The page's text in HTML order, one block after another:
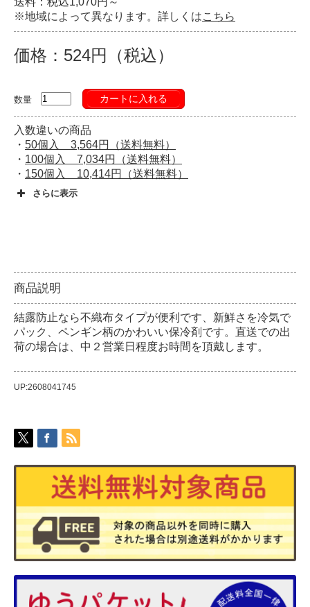
※地域によって異なります。詳しくはこちら
価格：524円（税込）
数量 カートに入れる
入数違いの商品
・ 50個入 3,564円（送料無料）
・ 100個入 7,034円（送料無料）
・ 150個入 10,414円（送料無料）
さらに表示
商品説明
結露防止なら不織布タイプが便利です、新鮮さを冷気で
パック、ペンギン柄のかわいい保冷剤です。直送での出
荷の場合は、中２営業日程度お時間を頂戴します。
UP:2608041745